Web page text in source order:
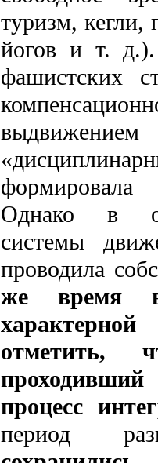
туризм, кегли,
йогов и т.
фашистских
Однако в
системы
проводила
же время
отметить,
проходивший
процесс
период